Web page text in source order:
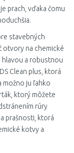
prach, vďaka čomu
stavebných
na chemické
hlavou a robustnou
Clean plus, ktorá
možno ju ľahko
ktorý môžete
rúry
prašnosti, ktorá
kotvy a